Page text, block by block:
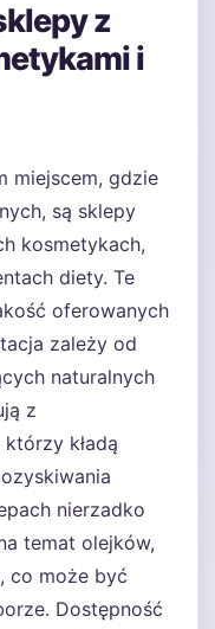
z
i
miejscem, gdzie
są sklepy
kosmetykach,
diety. Te
oferowanych
zależy od
naturalnych
z
kładą
nierzadko
temat olejków,
co może być
Dostępność